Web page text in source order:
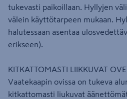
tukevasti paikoillaan. Hyllyjen
välein käyttötarpeen mukaan.
halutessaan asentaa
erikseen).
KITKATTOMASTI LIIKKUVAT
Vaatekaapin ovissa on tukeva
kitkattomasti liukuvat